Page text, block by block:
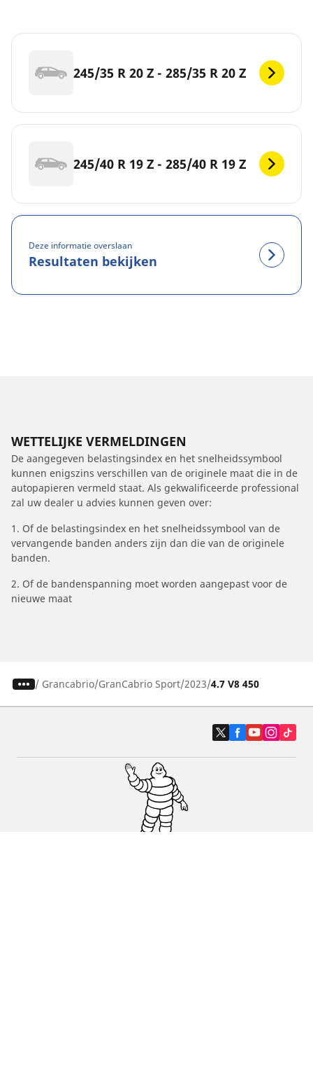
245/35 R 20 Z - 285/35 R 20 Z
245/40 R 19 Z - 285/40 R 19 Z
Deze informatie overslaan
Resultaten bekijken
WETTELIJKE VERMELDINGEN
De aangegeven belastingsindex en het snelheidssymbool
kunnen enigszins verschillen van de originele maat die in de
autopapieren vermeld staat. Als gekwalificeerde professional
zal uw dealer u advies kunnen geven over:
1. Of de belastingsindex en het snelheidssymbool van de
vervangende banden anders zijn dan die van de originele
banden.
2. Of de bandenspanning moet worden aangepast voor de
nieuwe maat
/ Grancabrio GranCabrio Sport 2023 4.7 V8 450